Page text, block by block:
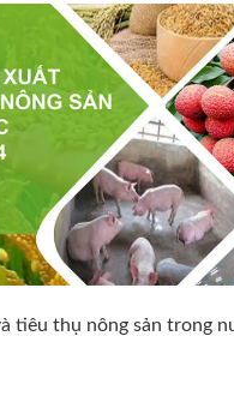
tiêu thụ nông sản trong